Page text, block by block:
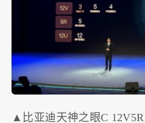
▲比亚迪天神之眼C